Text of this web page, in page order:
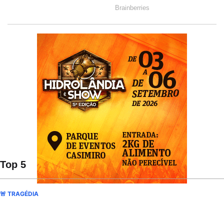
Top 5
🚨 TRAGÉDIA